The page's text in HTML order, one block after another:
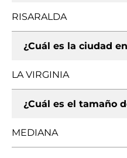
RISARALDA
¿Cuál es la ciudad
LA VIRGINIA
¿Cuál es el tamaño
MEDIANA